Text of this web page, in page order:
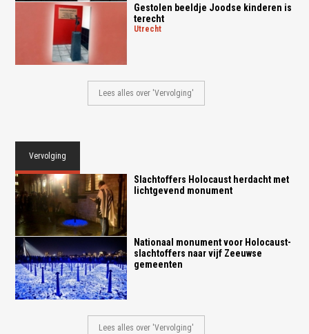
Gestolen beeldje Joodse kinderen is
terecht
utrecht
Lees alles over 'Vervolging'
Vervolging
Slachtoffers Holocaust herdacht met
lichtgevend monument
Nationaal monument voor Holocaust-
slachtoffers naar vijf Zeeuwse
gemeenten
Lees alles over 'Vervolging'